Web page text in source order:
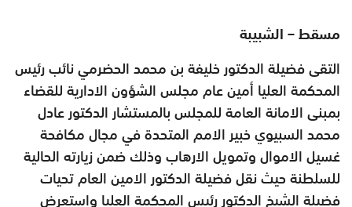
مسقط – الشبيبة
التقى فضيلة الدكتور خليفة بن محمد الحضرمي نائب رئيس
المحكمة العليا أمين عام مجلس الشؤون الادارية للقضاء
بمبنى الامانة العامة للمجلس بالمستشار الدكتور عادل
محمد السبيوي خبير الامم المتحدة في مجال مكافحة
غسيل الاموال وتمويل الارهاب وذلك ضمن زيارته الحالية
للسلطنة حيث نقل فضيلة الدكتور الامين العام تحيات
فضيلة الشيخ الدكتور رئيس المحكمة العليا واستعرض